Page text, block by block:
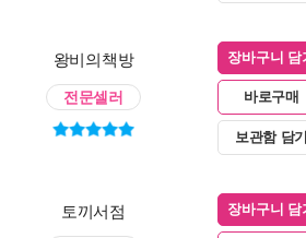
왕비의책방
전문셀러
장바구니 담
바로구매
보관함 담기
토끼서점 장바구니 담